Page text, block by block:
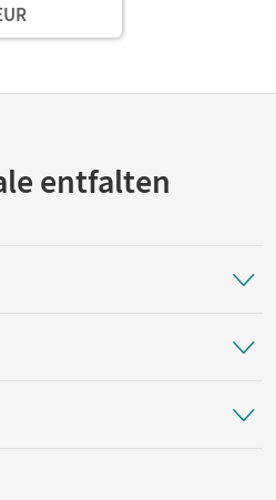
entfalten